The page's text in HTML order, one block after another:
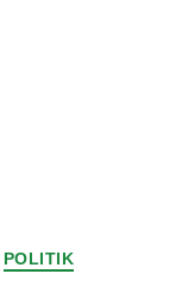
POLITIK